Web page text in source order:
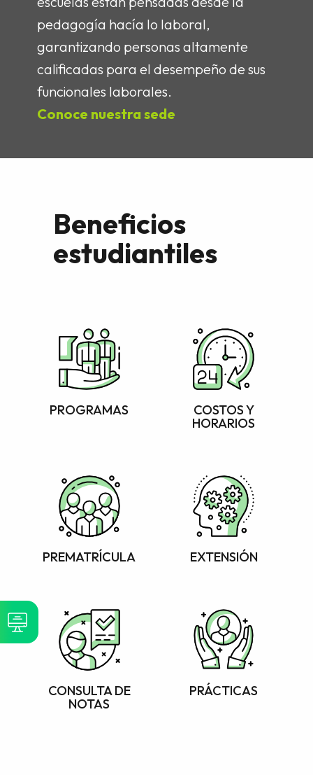
pedagogía hacía lo laboral,
garantizando personas altamente
calificadas para el desempeño de sus
funcionales laborales.
Conoce nuestra sede
Beneficios
estudiantiles
PROGRAMAS
COSTOS Y
HORARIOS
PREMATRÍCULA EXTENSIÓN
CONSULTA DE
NOTAS
PRÁCTICAS